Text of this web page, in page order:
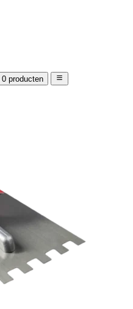
0 producten